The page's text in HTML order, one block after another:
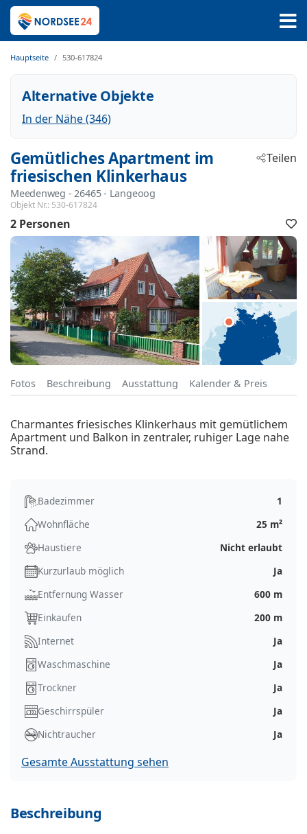
Hauptseite 530-617824
Alternative Objekte
In der Nähe (346)
Gemütliches Apartment im
friesischen Klinkerhaus
Meedenweg - 26465 - Langeoog
Objekt Nr.: 530-617824
Teilen
2 Personen
Fotos Beschreibung Ausstattung Kalender & Preis
Charmantes friesisches Klinkerhaus mit gemütlichem
Apartment und Balkon in zentraler, ruhiger Lage nahe
Strand.
Badezimmer
1
Wohnfläche
25 m²
Haustiere
Nicht erlaubt
Kurzurlaub möglich
Ja
Entfernung Wasser
600 m
Einkaufen
200 m
Internet
Ja
Waschmaschine
Ja
Trockner
Ja
Geschirrspüler
Ja
Nichtraucher
Ja
Gesamte Ausstattung sehen
Beschreibung